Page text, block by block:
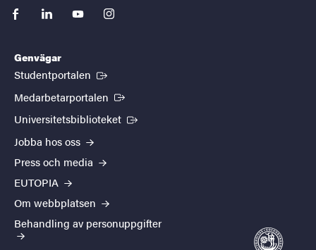
facebooklinkedinyoutubeinstagram
Genvägar
Studentportalen (Extern länk)
Medarbetarportalen (Extern länk)
Universitetsbiblioteket (Extern länk)
Jobba hos oss
Press och media
EUTOPIA
Om webbplatsen
Behandling av personuppgifter